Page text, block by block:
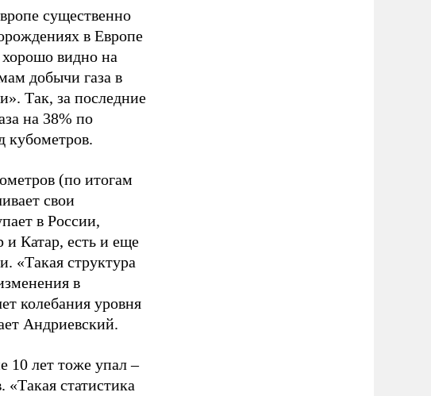
существенно
в Европе
видно на
добычи газа в
Так, за последние
на 38% по
кубометров.
(по итогам
свои
в России,
Катар, есть и еще
«Такая структура
в
колебания уровня
Андриевский.
10 лет тоже упал –
статистика